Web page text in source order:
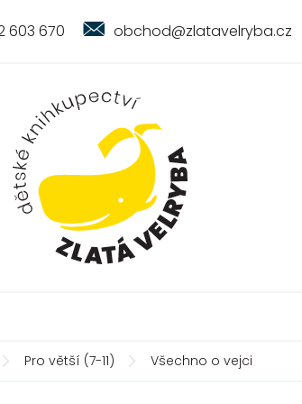
603 670 obchod@zlatavelryba.cz
Pro větší (7-11) Všechno o vejci